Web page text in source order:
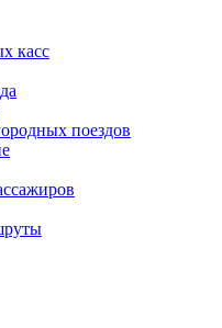
касс
поездов